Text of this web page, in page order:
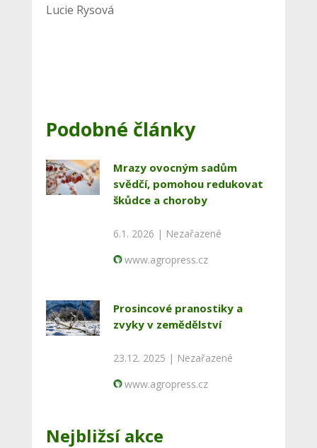
Lucie Rysová
Podobné články
Mrazy ovocným sadům
svědčí, pomohou redukovat
škůdce a choroby
6.1. 2026 | Nezařazené
www.agropress.cz
Prosincové pranostiky a
zvyky v zemědělství
23.12. 2025 | Nezařazené
www.agropress.cz
Nejbližsí akce